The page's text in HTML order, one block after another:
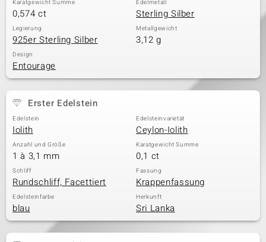
Karatgewicht Summe
0,574 ct
Edelmetall
Sterling Silber
Legierung
925er Sterling Silber
Metallgewicht
3,12 g
Design
Entourage
Erster Edelstein
Edelstein
Iolith
Edelsteinvarietät
Ceylon-Iolith
Anzahl und Größe
1 à 3,1 mm
Karatgewicht Summe
0,1 ct
Schliff
Rundschliff, Facettiert
Fassung
Krappenfassung
Edelsteinfarbe
blau
Herkunft
Sri Lanka